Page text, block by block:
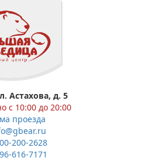
Астахова, д. 5
с 10:00 до 20:00
проезда
200-2628
616-7171